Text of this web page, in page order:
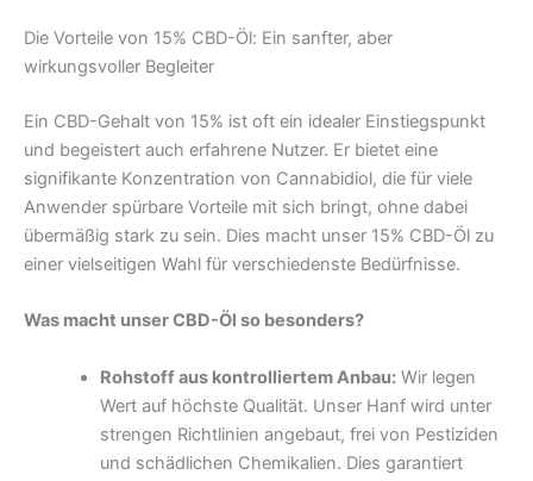
Die Vorteile von 15% CBD-Öl: Ein sanfter, aber
wirkungsvoller Begleiter
Ein CBD-Gehalt von 15% ist oft ein idealer Einstiegspunkt
und begeistert auch erfahrene Nutzer. Er bietet eine
signifikante Konzentration von Cannabidiol, die für viele
Anwender spürbare Vorteile mit sich bringt, ohne dabei
übermäßig stark zu sein. Dies macht unser 15% CBD-Öl zu
einer vielseitigen Wahl für verschiedenste Bedürfnisse.
Was macht unser CBD-Öl so besonders?
Rohstoff aus kontrolliertem Anbau:Wir legen
Wert auf höchste Qualität. Unser Hanf wird unter
strengen Richtlinien angebaut, frei von Pestiziden
und schädlichen Chemikalien. Dies garantiert